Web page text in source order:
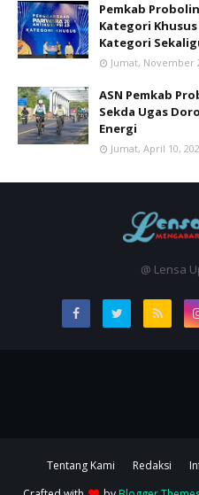
Pemkab
Kategori Khusus
Kategori
Jumat, November
ASN Pemkab
Sekda Ugas
Energi
Jumat, April 10,
@ Lensa
Tentang Kami Redaksi